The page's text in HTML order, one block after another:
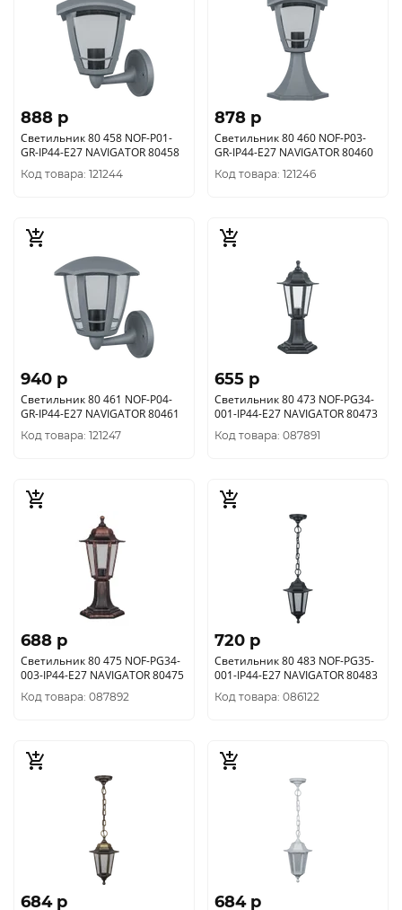
888 p
Светильник 80 458 NOF-P01-
GR-IP44-E27 NAVIGATOR 80458
Код товара: 121244
878 p
Светильник 80 460 NOF-P03-
GR-IP44-E27 NAVIGATOR 80460
Код товара: 121246
940 p
Светильник 80 461 NOF-P04-
GR-IP44-E27 NAVIGATOR 80461
Код товара: 121247
655 p
Светильник 80 473 NOF-PG34-
001-IP44-E27 NAVIGATOR 80473
Код товара: 087891
688 p
Светильник 80 475 NOF-PG34-
003-IP44-E27 NAVIGATOR 80475
Код товара: 087892
720 p
Светильник 80 483 NOF-PG35-
001-IP44-E27 NAVIGATOR 80483
Код товара: 086122
684 p 684 p